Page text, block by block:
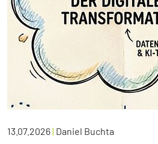
13.07.2026| Daniel Buchta